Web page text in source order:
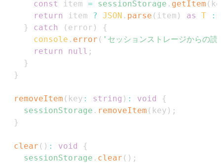
const item = sessionStorage . getItem (
return
item ? JSON . parse ( item ) as T
:
}
catch ( error )
{
console . error ( 'セッションストレージからの
return
null ;
}
}
removeItem ( key : string ) : void
{
sessionStorage . removeItem ( key ) ;
}
clear ( ) : void
{
sessionStorage . clear ( ) ;